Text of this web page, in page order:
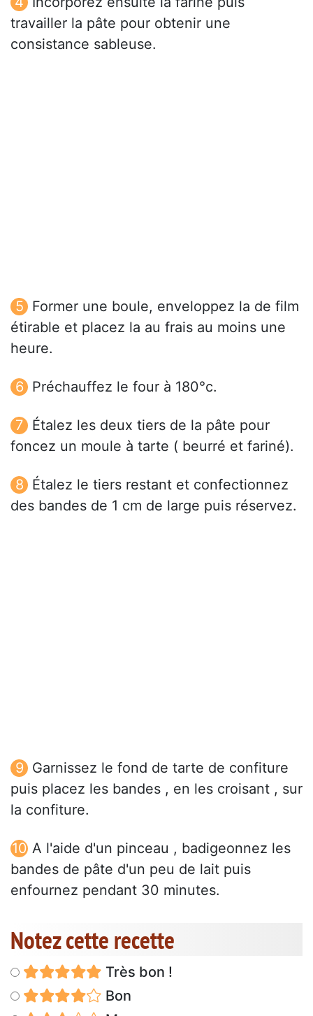
travailler la pâte pour obtenir une
consistance sableuse.
Former une boule, enveloppez la de film
étirable et placez la au frais au moins une
heure.
Préchauffez le four à 180°c.
Étalez les deux tiers de la pâte pour
foncez un moule à tarte ( beurré et fariné).
Étalez le tiers restant et confectionnez
des bandes de 1 cm de large puis réservez.
Garnissez le fond de tarte de confiture
puis placez les bandes , en les croisant , sur
la confiture.
A l'aide d'un pinceau , badigeonnez les
bandes de pâte d'un peu de lait puis
enfournez pendant 30 minutes.
Notez cette recette
Très bon !
Bon